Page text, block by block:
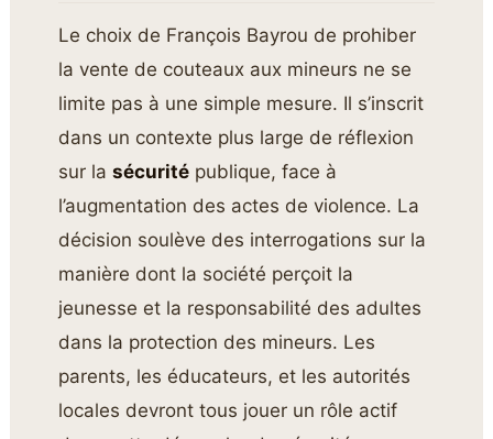
Le choix de François Bayrou de prohiber
la vente de couteaux aux mineurs ne se
limite pas à une simple mesure. Il s’inscrit
dans un contexte plus large de réflexion
sur lasécurité publique, face à
l’augmentation des actes de violence. La
décision soulève des interrogations sur la
manière dont la société perçoit la
jeunesse et la responsabilité des adultes
dans la protection des mineurs. Les
parents, les éducateurs, et les autorités
locales devront tous jouer un rôle actif